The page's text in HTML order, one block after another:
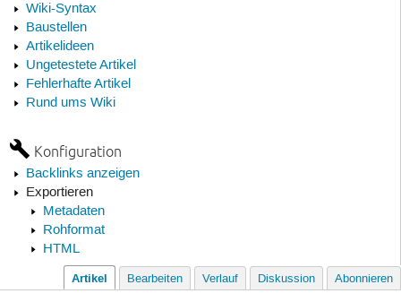
Wiki-Syntax
Baustellen
Artikelideen
Ungetestete Artikel
Fehlerhafte Artikel
Rund ums Wiki
Konfiguration
Backlinks anzeigen
Exportieren
Metadaten
Rohformat
HTML
Artikel Bearbeiten Verlauf Diskussion Abonnieren